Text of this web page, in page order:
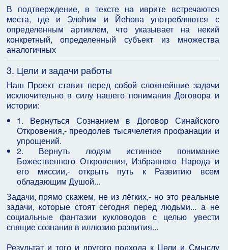
В подтверждение, в тексте на иврите встречаются
места, где и Элоhим и Йеhова употребляются с
определенным артиклем, что указывает на некий
конкретный, определенный субъект из множества
аналогичных
3. Цели и задачи работы
Наш Проект ставит перед собой сложнейшие задачи
исключительно в силу нашего понимания Договора и
истории:
1. Вернуться Сознанием в Договор Синайского
Откровения,- преодолев тысячелетия профанации и
упрощений.
2. Вернуть людям истинное понимание
Божественного Откровения, Избранного Народа и
его миссии,- открыть путь к Развитию всем
обладающим Душой...
Задачи, прямо скажем, не из лёгких,- но это реальные
задачи, которые стоят сегодня перед людьми... а не
социальные фантазии кукловодов с целью увести
спящие сознания в иллюзию развития...
Результат и того и другого подхода к Цели и Смыслу